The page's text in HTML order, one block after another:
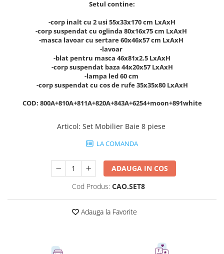
Setul contine:
-corp inalt cu 2 usi 55x33x170 cm LxAxH
-corp suspendat cu oglinda 80x16x75 cm LxAxH
-masca lavoar cu sertare 60x46x57 cm LxAxH
-lavoar
-blat pentru masca 46x81x2.5 LxAxH
-corp suspendat baza 44x20x57 LxAxH
-lampa led 60 cm
-corp suspendat cu cos de rufe 35x35x80 LxAxH
COD: 800A+810A+811A+820A+843A+6254+moon+891white
Articol: Set Mobilier Baie 8 piese
LA COMANDA
ADAUGA IN COS
Cod Produs: CAO.SET8
Adauga la Favorite